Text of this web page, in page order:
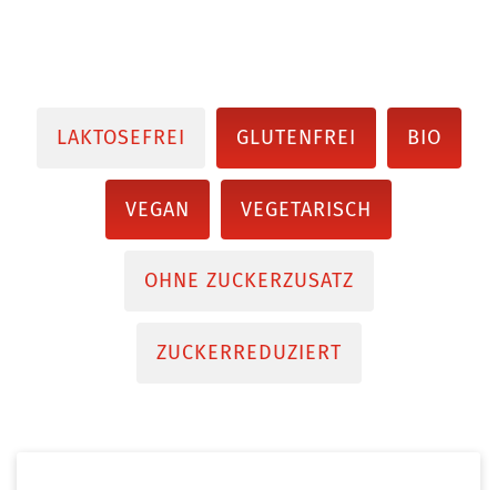
LAKTOSEFREI GLUTENFREI BIO
VEGAN VEGETARISCH
OHNE ZUCKERZUSATZ
ZUCKERREDUZIERT